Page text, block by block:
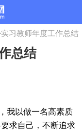
实习教师年度工作总结
总结
我以做一名高素质
求自己，不断追求